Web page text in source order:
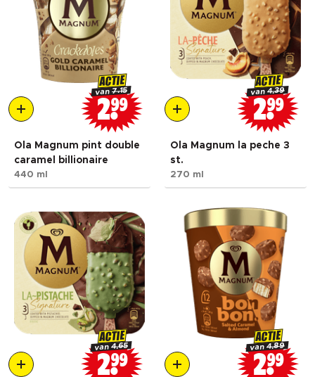
ACTIE
van7.15
299
Ola Magnum pint double
caramel billionaire
440 ml
ACTIE
van4.39
299
Ola Magnum la peche 3
st.
270 ml
ACTIE
van4.65
299
ACTIE
van4.89
299